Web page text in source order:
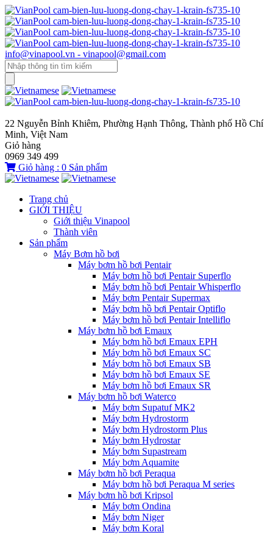
info@vinapool.vn - vinapool@gmail.com
22 Nguyễn Bỉnh Khiêm, Phường Hạnh Thông, Thành phố Hồ Chí
Minh, Việt Nam
Giỏ hàng
0969 349 499
Giỏ hàng : 0 Sản phẩm
Trang chủ
GIỚI THIỆU
Giới thiệu Vinapool
Thành viên
Sản phẩm
Máy Bơm hồ bơi
Máy bơm hồ bơi Pentair
Máy bơm hồ bơi Pentair Superflo
Máy bơm hồ bơi Pentair Whisperflo
Máy bơm Pentair Supermax
Máy bơm hồ bơi Pentair Optiflo
Máy bơm hồ bơi Pentair Intelliflo
Máy bơm hồ bơi Emaux
Máy bơm hồ bơi Emaux EPH
Máy bơm hồ bơi Emaux SC
Máy bơm hồ bơi Emaux SB
Máy bơm hồ bơi Emaux SE
Máy bơm hồ bơi Emaux SR
Máy bơm hồ bơi Waterco
Máy bơm Supatuf MK2
Máy bơm Hydrostorm
Máy bơm Hydrostorm Plus
Máy bơm Hydrostar
Máy bơm Supastream
Máy bơm Aquamite
Máy bơm hồ bơi Peraqua
Máy bơm hồ bơi Peraqua M series
Máy bơm hồ bơi Kripsol
Máy bơm Ondina
Máy bơm Niger
Máy bơm Koral